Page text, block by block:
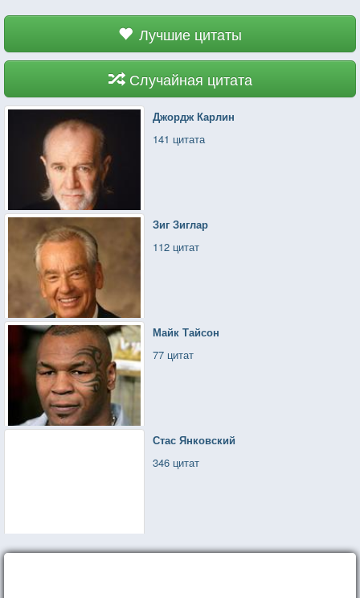
Лучшие цитаты
Случайная цитата
Джордж Карлин
141 цитата
Зиг Зиглар
112 цитат
Майк Тайсон
77 цитат
Стас Янковский
346 цитат